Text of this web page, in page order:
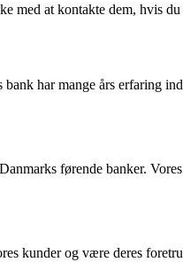
med at kontakte dem, hvis
har mange års erfaring
førende banker. Vores
kunder og være deres